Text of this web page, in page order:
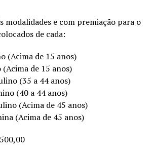
modalidades e com premiação para o
de cada:
(Acima de 15 anos)
de 15 anos)
(35 a 44 anos)
(40 a 44 anos)
(Acima de 45 anos)
(Acima de 45 anos)